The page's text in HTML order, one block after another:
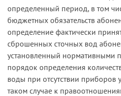
Указывая, что ООО в
времени пользуется
водоотведения из сетей
уклоняется от
оплаты потребленных
затрат по содержанию
обратилось в суд с иском.
определенный период, в том
бюджетных обязательств
определение фактически
сброшенных сточных вод
установленный нормативными
порядок определения
воды при отсутствии приборов
таком случае к